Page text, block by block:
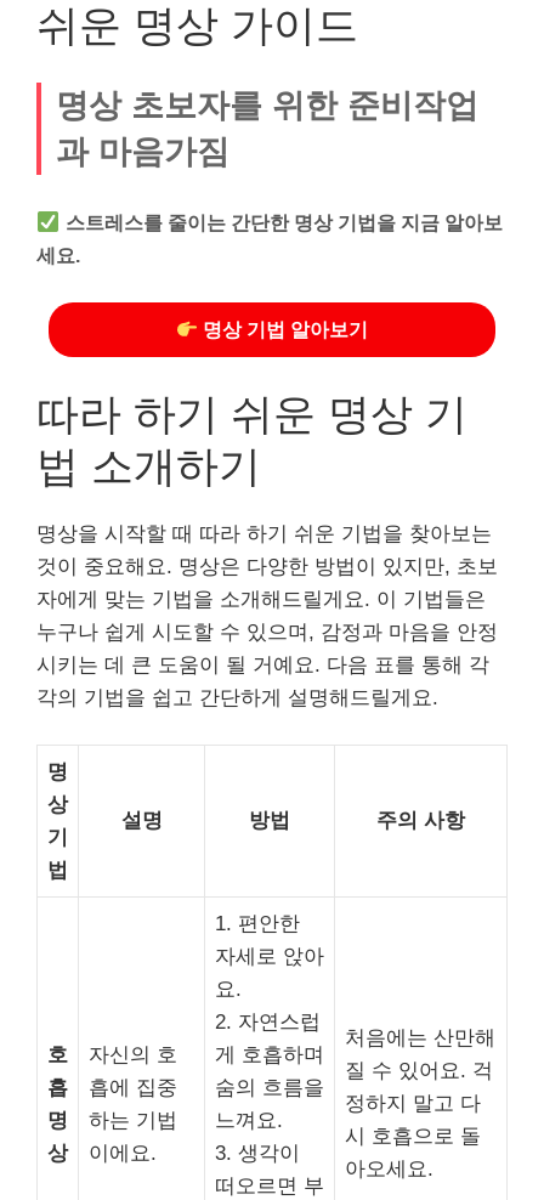
쉬운 명상 가이드
명상 초보자를 위한 준비작업
과 마음가짐
스트레스를 줄이는 간단한 명상 기법을 지금 알아보
세요.
명상 기법 알아보기
따라 하기 쉬운 명상 기
법 소개하기
명상을 시작할 때 따라 하기 쉬운 기법을 찾아보는
것이 중요해요. 명상은 다양한 방법이 있지만, 초보
자에게 맞는 기법을 소개해드릴게요. 이 기법들은
누구나 쉽게 시도할 수 있으며, 감정과 마음을 안정
시키는 데 큰 도움이 될 거예요. 다음 표를 통해 각
각의 기법을 쉽고 간단하게 설명해드릴게요.
명
상
기
법
설명 방법 주의 사항
호
흡
명
상
자신의 호
흡에 집중
하는 기법
이에요.
1. 편안한
자세로 앉아
요.
2. 자연스럽
게 호흡하며
숨의 흐름을
느껴요.
3. 생각이
떠오르면 부
처음에는 산만해
질 수 있어요. 걱
정하지 말고 다
시 호흡으로 돌
아오세요.